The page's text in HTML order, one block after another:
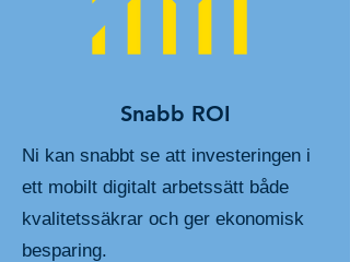
Snabb ROI
Ni kan snabbt se att investeringen i
ett mobilt digitalt arbetssätt både
kvalitetssäkrar och ger ekonomisk
besparing.